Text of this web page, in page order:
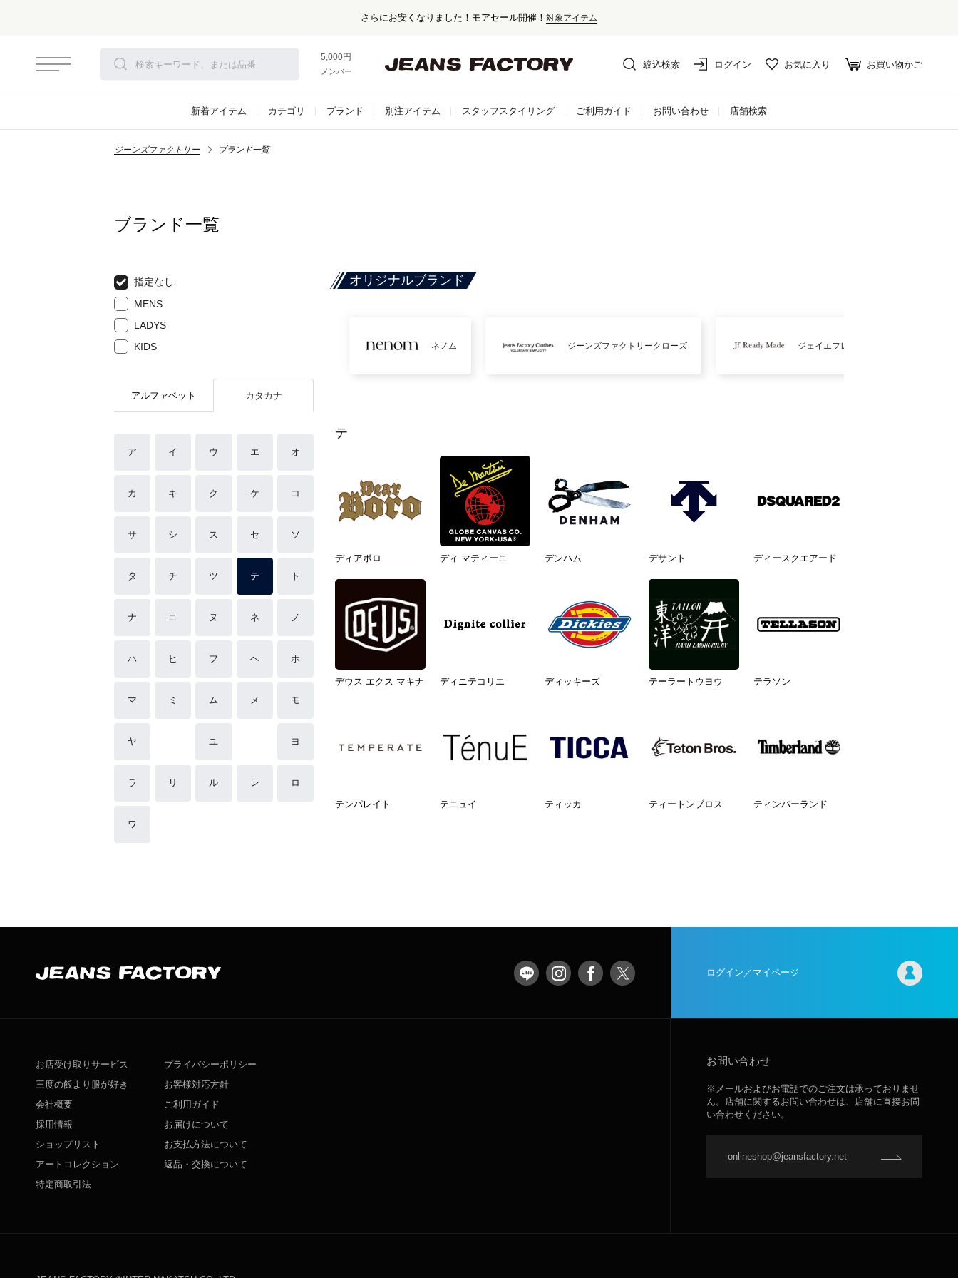
さらにお安くなりました！モアセール開催！ 対象アイテム
5,000円以上お買い上げで送料無料！
メンバー登録でお得な情報をゲット。さらに詳しく
絞込検索 ログイン お気に入り お買い物かご
新着アイテム カテゴリ ブランド 別注アイテム スタッフスタイリング ご利用ガイド お問い合わせ 店舗検索
ジーンズファクトリー ブランド一覧
ブランド一覧
指定なし
MENS
LADYS
KIDS
アルファベット カタカナ
ア イ ウ エ オ
カ キ ク ケ コ
サ シ ス セ ソ
タ チ ツ テ ト
ナ ニ ヌ ネ ノ
ハ ヒ フ ヘ ホ
マ ミ ム メ モ
ヤ ユ ヨ
ラ リ ル レ ロ
ワ
オリジナルブランド
ネノム ジーンズファクトリークローズ ジェイエフレディメイド
テ
ディアボロ ディ マティーニ デンハム デサント ディースクエアード
デウス エクス マキナ ディニテコリエ ディッキーズ テーラートウヨウ テラソン
テンパレイト テニュイ ティッカ ティートンブロス ティンバーランド
ログイン／マイページ
お店受け取りサービス
三度の飯より服が好き
会社概要
採用情報
ショップリスト
アートコレクション
特定商取引法
プライバシーポリシー
お客様対応方針
ご利用ガイド
お届けについて
お支払方法について
返品・交換について
お問い合わせ
※メールおよびお電話でのご注文は承っておりませ
ん。店舗に関するお問い合わせは、店舗に直接お問
い合わせください。
onlineshop@jeansfactory.net